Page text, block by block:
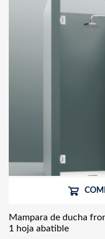
Mampara de ducha
1 hoja abatible